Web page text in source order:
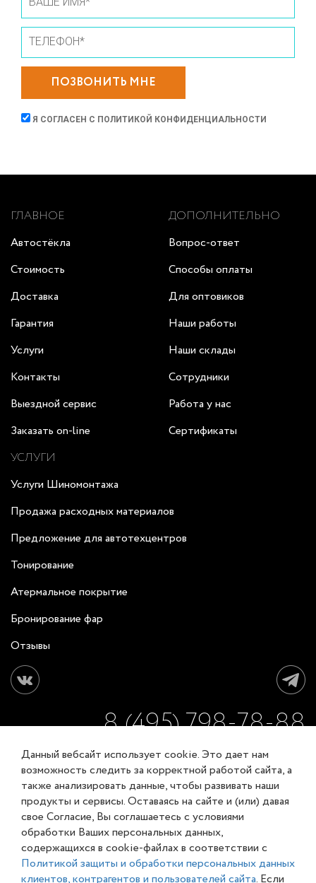
Данный вебсайт использует cookie. Это дает нам
возможность следить за корректной работой сайта, а
также анализировать данные, чтобы развивать наши
продукты и сервисы. Оставаясь на сайте и (или) давая
свое Согласие, Вы соглашаетесь с условиями
обработки Ваших персональных данных,
содержащихся в cookie-файлах в соответствии с
Политикой защиты и обработки персональных данных
клиентов, контрагентов и пользователей сайта. Если
ПОЗВОНИТЬ МНЕ
Я СОГЛАСЕН С ПОЛИТИКОЙ КОНФИДЕНЦИАЛЬНОСТИ
ГЛАВНОЕ
Автостёкла
Стоимость
Доставка
Гарантия
Услуги
Контакты
Выездной сервис
Заказать on-line
ДОПОЛНИТЕЛЬНО
Вопрос-ответ
Способы оплаты
Для оптовиков
Наши работы
Наши склады
Сотрудники
Работа у нас
Сертификаты
УСЛУГИ
Услуги Шиномонтажа
Продажа расходных материалов
Предложение для автотехцентров
Тонирование
Атермальное покрытие
Бронирование фар
Отзывы
8 (495) 798-78-88
ЗАКАЗАТЬ ОБРАТНЫЙ ЗВОНОК
Соглашение об обработке персональных данных
© XL-Groupp 2007-2026